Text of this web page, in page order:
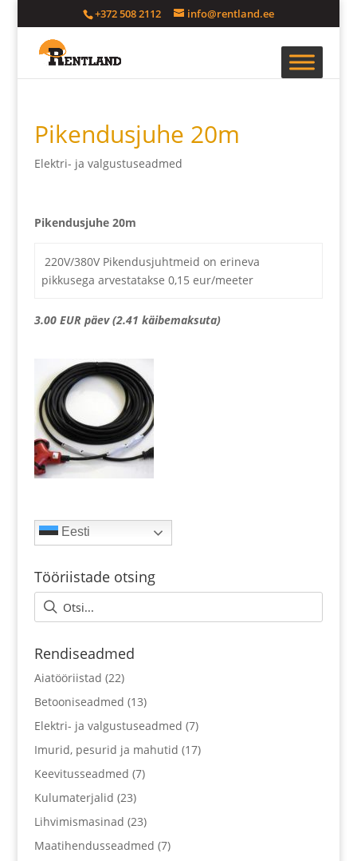
+372 508 2112 info@rentland.ee
Pikendusjuhe 20m
Elektri- ja valgustuseadmed
Pikendusjuhe 20m
220V/380V Pikendusjuhtmeid on erineva
pikkusega arvestatakse 0,15 eur/meeter
3.00 EUR päev (2.41 käibemaksuta)
Eesti
Tööriistade otsing
Rendiseadmed
Aiatööriistad (22)
Betooniseadmed (13)
Elektri- ja valgustuseadmed (7)
Imurid, pesurid ja mahutid (17)
Keevitusseadmed (7)
Kulumaterjalid (23)
Lihvimismasinad (23)
Maatihendusseadmed (7)